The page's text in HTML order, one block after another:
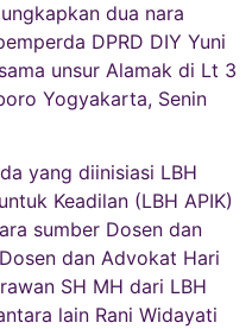
dua nara
DPRD DIY Yuni
unsur Alamak di Lt 3
Yogyakarta, Senin
yang diinisiasi LBH
Keadilan (LBH APIK)
sumber Dosen dan
dan Advokat Hari
SH MH dari LBH
lain Rani Widayati